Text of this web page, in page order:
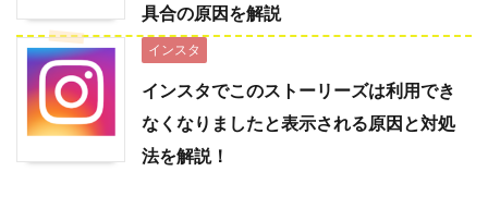
具合の原因を解説
インスタ
インスタでこのストーリーズは利用でき
なくなりましたと表示される原因と対処
法を解説！